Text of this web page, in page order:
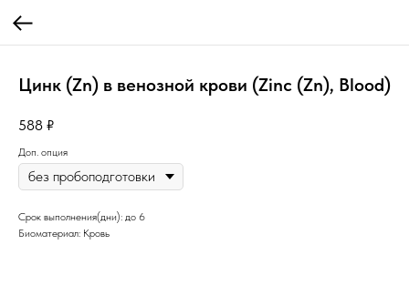
Цинк (Zn) в венозной крови (Zinc (Zn), Вlood)
588 ₽
Доп. опция
Срок выполнения(дни): до 6
Биоматериал: Кровь